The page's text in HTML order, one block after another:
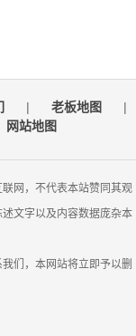
| 老板地图
|
网站地图
网，不代表本站赞同其观
文字以及内容数据庞杂本
们，本网站将立即予以删